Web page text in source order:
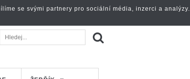
se svými partnery pro sociální média, inzerci a analýzy.